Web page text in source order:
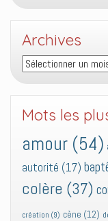
Archives
Archives
Mots les
amour (54)
autorité (17)
colère (37)
création (9) cène (12)